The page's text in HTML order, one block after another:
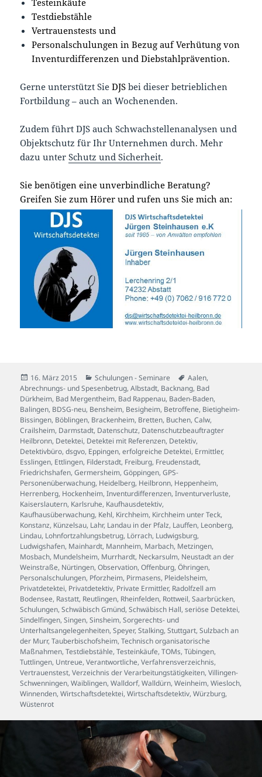
Testdiebstähle
Vertrauenstests und
Personalschulungen in Bezug auf Verhütung von
Inventurdifferenzen und Diebstahlprävention.
Gerne unterstützt SieDJS bei dieser betrieblichen
Fortbildung – auch an Wochenenden.
Zudem führt DJS auch Schwachstellenanalysen und
Objektschutz für Ihr Unternehmen durch. Mehr
dazu unterSchutz und Sicherheit.
Sie benötigen eine unverbindliche Beratung?
Greifen Sie zum Hörer und rufen uns Sie mich an:
Veröffentlicht
am
16. März 2015 Kategorien
Schulungen - Seminare Schlagwörter
Aalen,
Abrechnungs- und Spesenbetrug,Albstadt, Backnang, Bad
Dürkheim, Bad Mergentheim, Bad Rappenau, Baden-Baden,
Balingen, BDSG-neu, Bensheim, Besigheim, Betroffene, Bietigheim-
Bissingen, Böblingen, Brackenheim, Bretten, Buchen,Calw,
Crailsheim, Darmstadt, Datenschutz, Datenschutzbeauftragter
Heilbronn, Detektei, Detektei mit Referenzen, Detektiv,
Detektivbüro,dsgvo, Eppingen,erfolgreiche Detektei, Ermittler,
Esslingen, Ettlingen, Filderstadt, Freiburg, Freudenstadt,
Friedrichshafen,Germersheim,Göppingen,GPS-
Personenüberwachung, Heidelberg, Heilbronn, Heppenheim,
Herrenberg, Hockenheim,Inventurdifferenzen,Inventurverluste,
Kaiserslautern, Karlsruhe, Kaufhausdetektiv,
Kaufhausüberwachung, Kehl, Kirchheim, Kirchheim unter Teck,
Konstanz, Künzelsau, Lahr, Landau in der Pfalz, Lauffen, Leonberg,
Lindau, Lohnfortzahlungsbetrug, Lörrach, Ludwigsburg,
Ludwigshafen, Mainhardt, Mannheim, Marbach, Metzingen,
Mosbach, Mundelsheim, Murrhardt, Neckarsulm, Neustadt an der
Weinstraße, Nürtingen,Observation,Offenburg,Öhringen,
Personalschulungen, Pforzheim, Pirmasens, Pleidelsheim,
Privatdetektei, Privatdetektiv, Private Ermittler, Radolfzell am
Bodensee, Rastatt, Reutlingen, Rheinfelden, Rottweil,Saarbrücken,
Schulungen,Schwäbisch Gmünd,Schwäbisch Hall,seriöse Detektei,
Sindelfingen,Singen,Sinsheim,Sorgerechts- und
Unterhaltsangelegenheiten,Speyer,Stalking,Stuttgart,Sulzbach an
der Murr,Tauberbischofsheim,Technisch organisatorische
Maßnahmen,Testdiebstähle,Testeinkäufe,TOMs,Tübingen,
Tuttlingen, Untreue,Verantwortliche,Verfahrensverzeichnis,
Vertrauenstest,Verzeichnis der Verarbeitungstätigkeiten,Villingen-
Schwenningen,Waiblingen,Walldorf,Walldürn,Weinheim,Wiesloch,
Winnenden,Wirtschaftsdetektei,Wirtschaftsdetektiv,Würzburg,
Wüstenrot